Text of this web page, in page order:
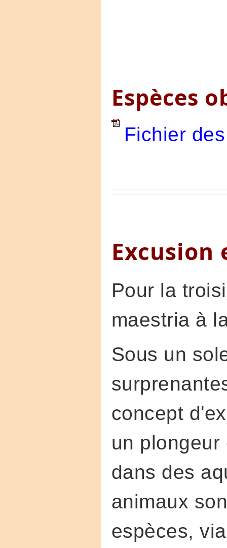
Espèces
Fichier
Excusion
Pour la
maestria à
Sous un
concept
un
dans des
animaux
espèces,